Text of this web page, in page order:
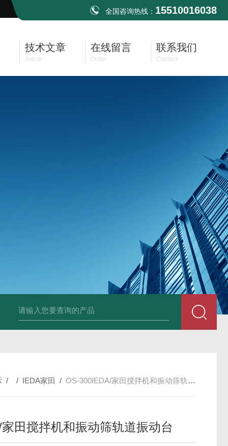
全国咨询热线： 15510016038
技术文章
Article
在线留言
Order
联系我们
Contact
PAV320-1.3 （with LAN）KIKUSUI菊水直流电源-故障快
/ / IEDA家田 /OS-300IEDA/家田搅拌机和振动筛轨道振动台
田搅拌机和振动筛轨道振动台